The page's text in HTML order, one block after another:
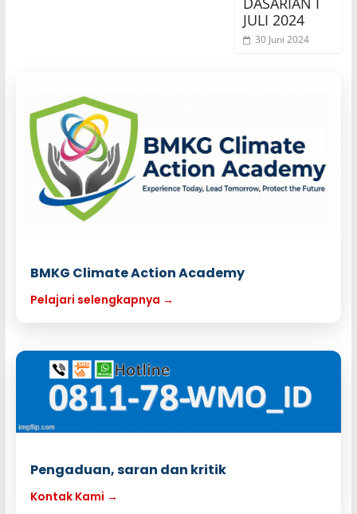
JULI 2024
30 Juni 2024
BMKG Climate Action Academy
Pelajari selengkapnya →
Pengaduan, saran dan kritik
Kontak Kami →